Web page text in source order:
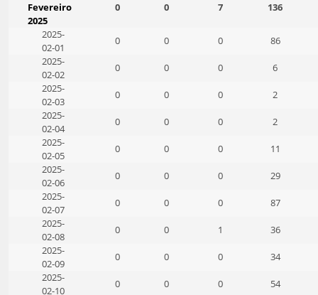
Fevereiro
2025
0 0 7 136
2025-
02-01
0 0 0
86
2025-
02-02
0 0 0
6
2025-
02-03
0 0 0
2
2025-
02-04
0 0 0
2
2025-
02-05
0 0 0
11
2025-
02-06
0 0 0
29
2025-
02-07
0 0 0
87
2025-
02-08
0 0 1
36
2025-
02-09
0 0 0
34
2025-
02-10
0 0 0
54